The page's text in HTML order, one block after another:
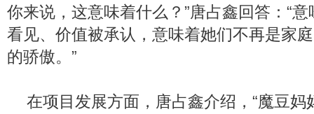
你来说，这意味着什么？”唐占鑫回答：“
看见、价值被承认，意味着她们不再是家
的骄傲。”
在项目发展方面，唐占鑫介绍，“魔豆妈